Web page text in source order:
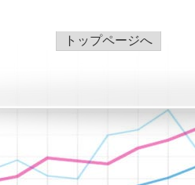
トップページへ